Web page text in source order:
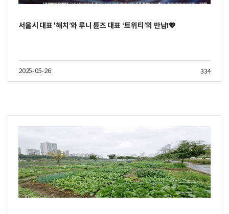
서울시 대표 '해치’와 루니 튠즈 대표 ‘트위티’의 만남!💖
2025-05-26 334